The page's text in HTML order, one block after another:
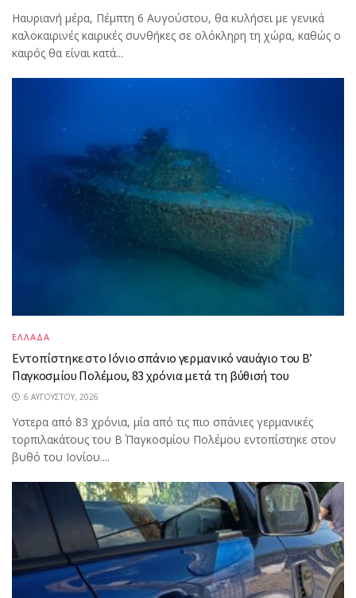
Ηαυριανή μέρα, Πέμπτη 6 Αυγούστου, θα κυλήσει με γενικά
καλοκαιρινές καιρικές συνθήκες σε ολόκληρη τη χώρα, καθώς ο
καιρός θα είναι κατά...
ΕΛΛΑΔΑ
Εντοπίστηκε στο Ιόνιο σπάνιο γερμανικό ναυάγιο του Β’
Παγκοσμίου Πολέμου, 83 χρόνια μετά τη βύθισή του
6 ΑΥΓΟΎΣΤΟΥ, 2026
Υστερα από 83 χρόνια, μία από τις πιο σπάνιες γερμανικές
τορπιλακάτους του Β΄ Παγκοσμίου Πολέμου εντοπίστηκε στον
βυθό του Ιονίου....